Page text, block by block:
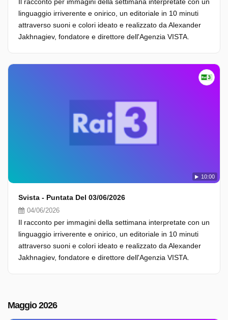
linguaggio irriverente e onirico, un editoriale in 10 minuti
attraverso suoni e colori ideato e realizzato da Alexander
Jakhnagiev, fondatore e direttore dell'Agenzia VISTA.
10:00
Svista - Puntata Del 03/06/2026
04/06/2026
Il racconto per immagini della settimana interpretate con un
linguaggio irriverente e onirico, un editoriale in 10 minuti
attraverso suoni e colori ideato e realizzato da Alexander
Jakhnagiev, fondatore e direttore dell'Agenzia VISTA.
Maggio 2026